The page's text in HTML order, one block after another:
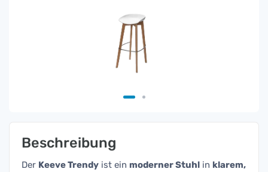
Beschreibung
Der Keeve Trendy ist ein moderner Stuhl in klarem,